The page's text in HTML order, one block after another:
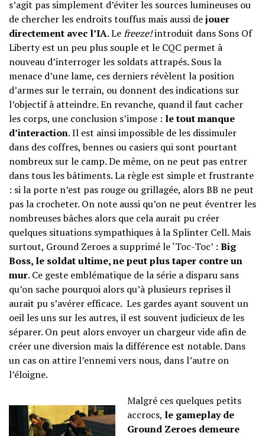
s’agit pas simplement d’éviter les sources lumineuses ou
de chercher les endroits touffus mais aussi dejouer
directement avec l’IA. Lefreeze!introduit dans Sons Of
Liberty est un peu plus souple et le CQC permet à
nouveau d’interroger les soldats attrapés. Sous la
menace d’une lame, ces derniers révèlent la position
d’armes sur le terrain, ou donnent des indications sur
l’objectif à atteindre. En revanche, quand il faut cacher
les corps, une conclusion s’impose : le tout manque
d’interaction. Il est ainsi impossible de les dissimuler
dans des coffres, bennes ou casiers qui sont pourtant
nombreux sur le camp. De même, on ne peut pas entrer
dans tous les bâtiments. La règle est simple et frustrante
: si la porte n’est pas rouge ou grillagée, alors BB ne peut
pas la crocheter. On note aussi qu’on ne peut éventrer les
nombreuses bâches alors que cela aurait pu créer
quelques situations sympathiques à la Splinter Cell. Mais
surtout, Ground Zeroes a supprimé le ‘Toc-Toc’ : Big
Boss, le soldat ultime, ne peut plus taper contre un
mur. Ce geste emblématique de la série a disparu sans
qu’on sache pourquoi alors qu’à plusieurs reprises il
aurait pu s’avérer efficace. Les gardes ayant souvent un
oeil les uns sur les autres, il est souvent judicieux de les
séparer. On peut alors envoyer un chargeur vide afin de
créer une diversion mais la différence est notable. Dans
un cas on attire l’ennemi vers nous, dans l’autre on
l’éloigne.
Malgré ces quelques petits
accrocs, le gameplay de
Ground Zeroes demeure